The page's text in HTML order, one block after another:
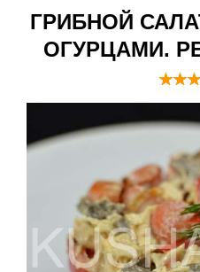
ГРИБНОЙ
ОГУРЦАМИ.